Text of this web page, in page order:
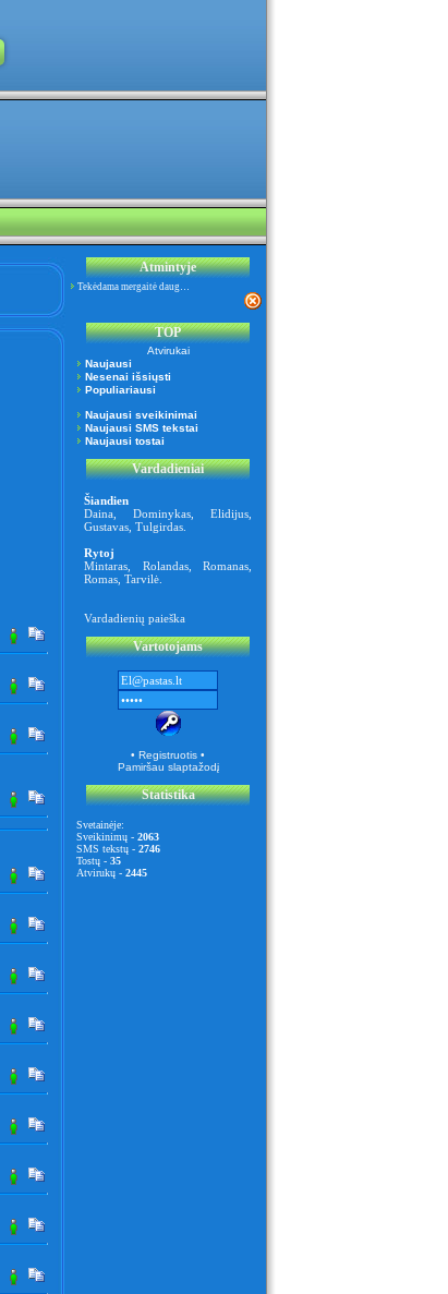
Atmintyje
Tekėdama mergaitė daug…
TOP
Atvirukai
Naujausi
Nesenai išsiųsti
Populiariausi
Naujausi sveikinimai
Naujausi SMS tekstai
Naujausi tostai
Vardadieniai
Šiandien
Daina, Dominykas ,Elidijus
Gustavas, Tulgirdas.
Rytoj
Mintaras, Rolandas,Romanas
Romas, Tarvilė.
Vardadienių paieška
Vartotojams
• Registruotis •
Pamiršau slaptažodį
Statistika
Svetainėje:
Sveikinimų - 2063
SMS tekstų - 2746
Tostų - 35
Atvirukų - 2445